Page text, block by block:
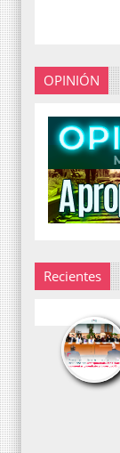
OPINIÓN
Recientes